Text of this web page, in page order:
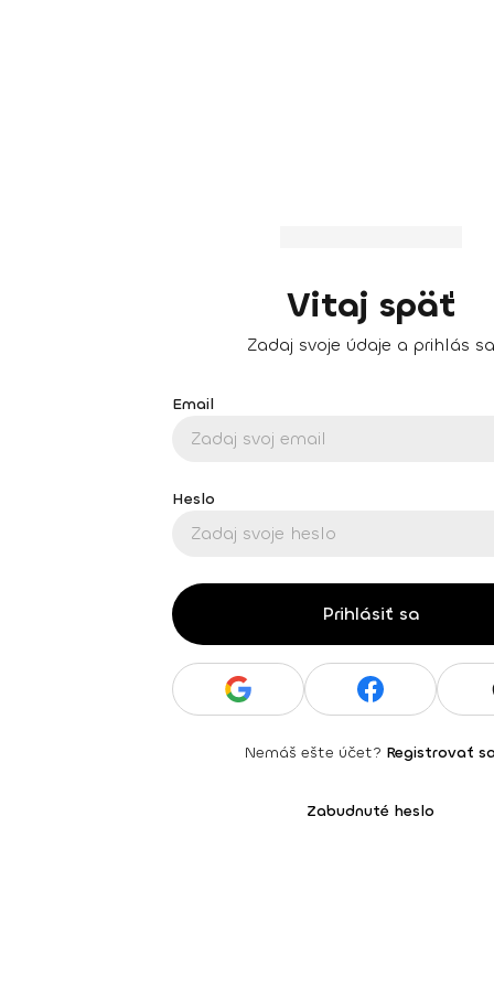
Vitaj späť
Zadaj svoje údaje a prihlás sa
Email
Heslo
Prihlásiť sa
Nemáš ešte účet? Registrovať
Zabudnuté heslo